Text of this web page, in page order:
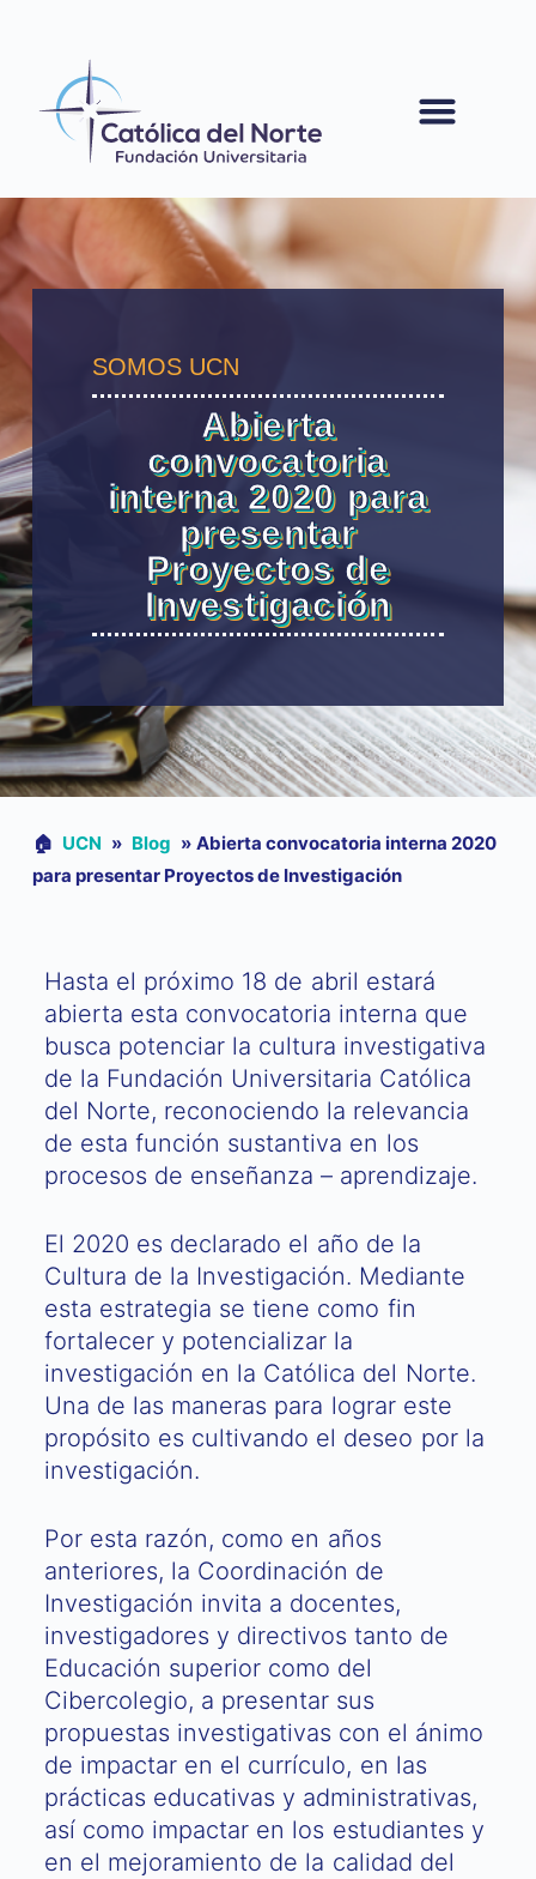
SOMOS UCN
Abierta
convocatoria
interna 2020 para
presentar
Proyectos de
Investigación
🏠︎ UCN » Blog » Abierta convocatoria interna 2020
para presentar Proyectos de Investigación
Hasta el próximo 18 de abril estará
abierta esta convocatoria interna que
busca potenciar la cultura investigativa
de la Fundación Universitaria Católica
del Norte, reconociendo la relevancia
de esta función sustantiva en los
procesos de enseñanza – aprendizaje.
El 2020 es declarado el año de la
Cultura de la Investigación. Mediante
esta estrategia se tiene como fin
fortalecer y potencializar la
investigación en la Católica del Norte.
Una de las maneras para lograr este
propósito es cultivando el deseo por la
investigación.
Por esta razón, como en años
anteriores, la Coordinación de
Investigación invita a docentes,
investigadores y directivos tanto de
Educación superior como del
Cibercolegio, a presentar sus
propuestas investigativas con el ánimo
de impactar en el currículo, en las
prácticas educativas y administrativas,
así como impactar en los estudiantes y
en el mejoramiento de la calidad del